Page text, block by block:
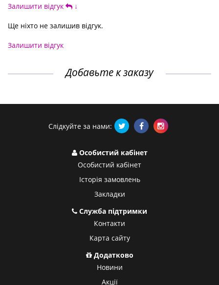
Залишити відгук ↓
Ще ніхто не залишив відгук.
Залишити відгук
Добавьте к заказу
Слідкуйте за нами:
Особистий кабінет
Особистий кабінет
Історія замовлень
Закладки
Служба підтримки
Контакти
Карта сайту
Додатково
Новини
Акції